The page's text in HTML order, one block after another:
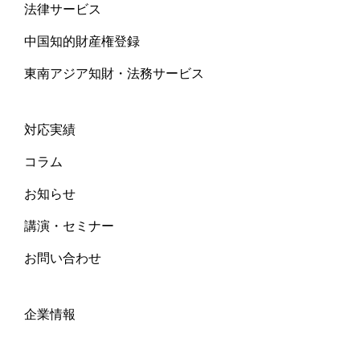
法律サービス
中国知的財産権登録
東南アジア知財・法務サービス
対応実績
コラム
お知らせ
講演・セミナー
お問い合わせ
企業情報